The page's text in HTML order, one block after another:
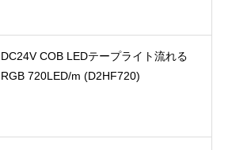
DC24V COB LEDテープライト流れる
RGB 720LED/m (D2HF720)